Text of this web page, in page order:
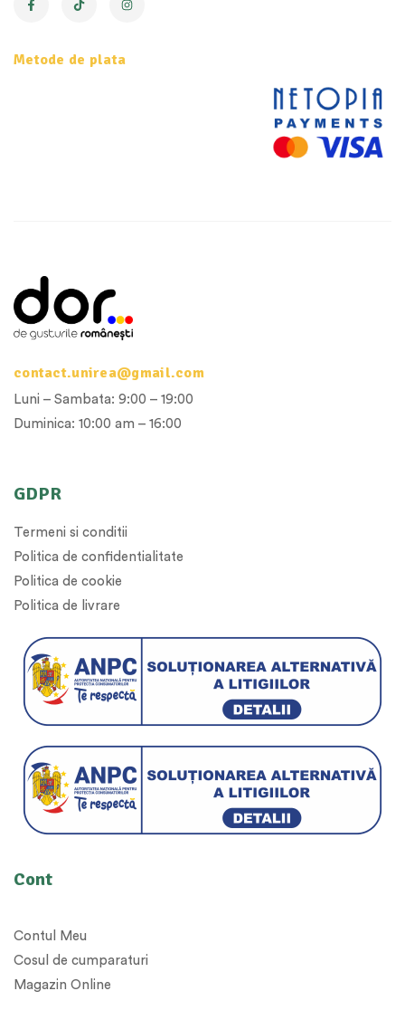
Metode de plata
GDPR
Termeni si conditii
Politica de confidentialitate
Politica de cookie
Politica de livrare
Cont
Contul Meu
Cosul de cumparaturi
Magazin Online
contact.unirea@gmail.com
Luni – Sambata: 9:00 – 19:00
Duminica: 10:00 am – 16:00